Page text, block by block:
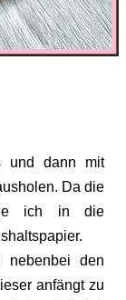
und dann mit
Da die
ich in die
nebenbei den
anfängt zu